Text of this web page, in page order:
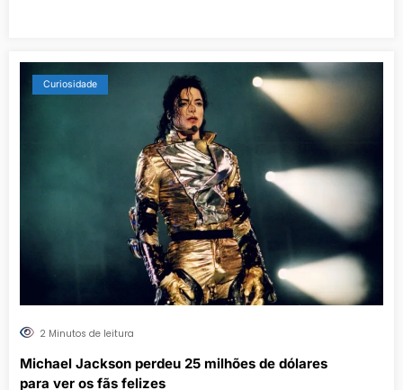
Curiosidade
2 Minutos de leitura
Michael Jackson perdeu 25 milhões de dólares
para ver os fãs felizes